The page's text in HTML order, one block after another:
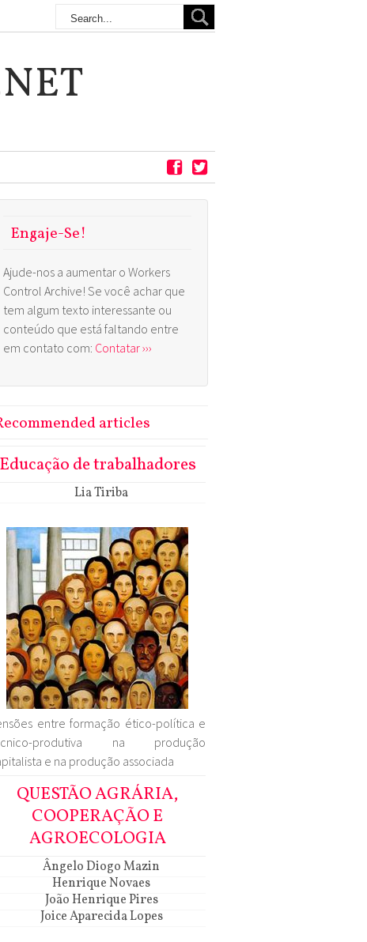
Engaje-Se!
Ajude-nos a aumentar o Workers
Control Archive! Se você achar que
tem algum texto interessante ou
conteúdo que está faltando entre
em contato com: Contatar ›››
articles
Educação de trabalhadores
Lia Tiriba
entre formação ético-política e
produtiva na produção
e na produção associada
QUESTÃO AGRÁRIA,
COOPERAÇÃO E
AGROECOLOGIA
Ângelo Diogo Mazin
Henrique Novaes
João Henrique Pires
Joice Aparecida Lopes